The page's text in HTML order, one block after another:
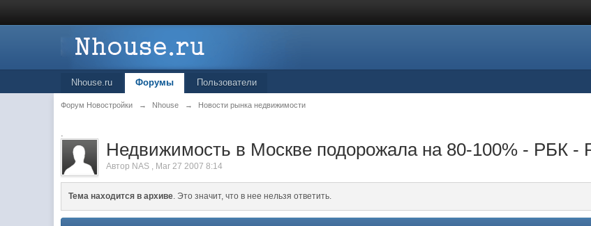
Nhouse.ru Форумы Пользователи
Форум Новостройки → Nhouse → Новости рынка недвижимости
.
Недвижимость в Москве подорожала на 80-100% - РБК -
Автор NAS , Mar 27 2007 8:14
Тема находится в архиве. Это значит, что в нее нельзя ответить.